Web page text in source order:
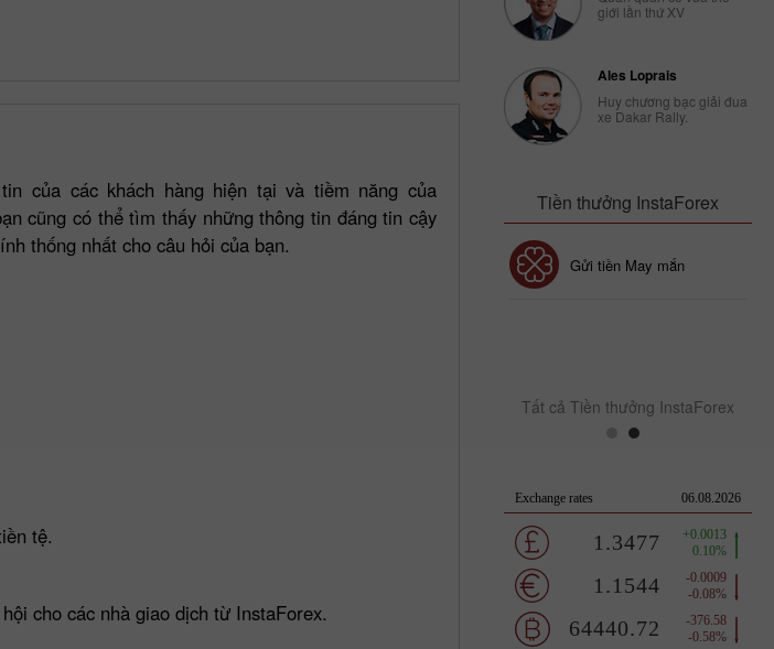
của các khách hàng hiện tại và tiềm năng của
cũng có thể tìm thấy những thông tin đáng tin cậy
thống nhất cho câu hỏi của bạn.
tệ.
cho các nhà giao dịch từ InstaForex.
giới lần thứ XV
Ales Loprais
Huy chương bạc giải đua
xe Dakar Rally.
Tiền thưởng InstaForex
Gửi tiền May mắn
Tất cả Tiền thưởng InstaForex